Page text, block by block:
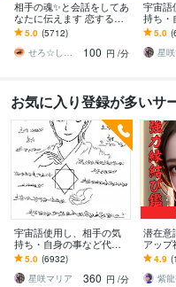
相手の魂✨と会話をしてあ
なたに伝えます 恋するあ
なたに☘️最高のチャンス
を！
5.0 (5712)
せろ☆しあり
100 円 /分
宇宙語
持ち・
します
たい・
い方へ
5.0
星
お気に入り登録が多いサ
宇宙語使用し、相手の気
持ち・自身の事など代弁
します 相手の本音を知り
たい・自身の事を知りた
い方へ。
5.0 (6932)
星咲マリア
360 円 /分
潜在意
アップ
ます 秘
達、強
愛引き
4.9